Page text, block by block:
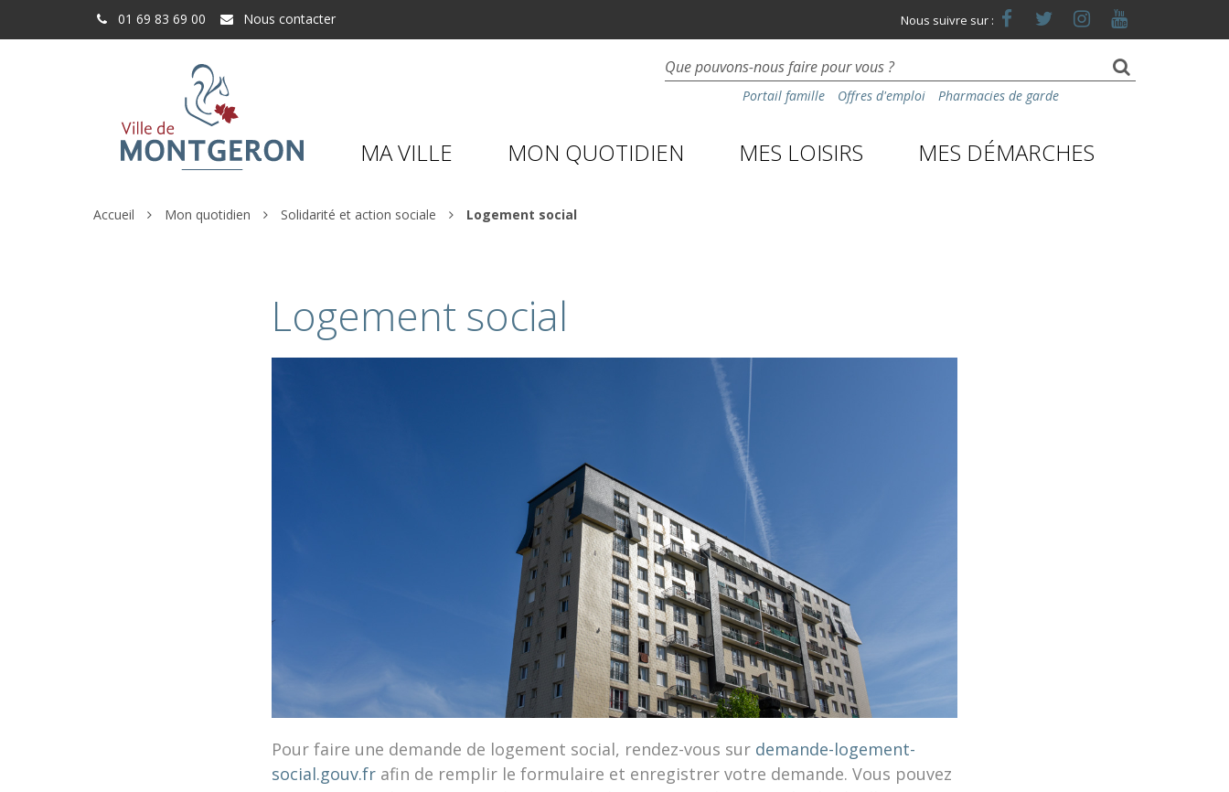
01 69 83 69 00 Nous contacter Nous suivre sur :
Lien
vers
Facebook
Lien
vers
Twitter
Lien
vers
compte
vers
Portail famille Offres d'emploi Pharmacies de garde
MA VILLE MON QUOTIDIEN MES LOISIRS MES DÉMARCHES
Accueil Mon quotidien Solidarité et action sociale Logement social
Logement social
Pour faire une demande de logement social, rendez-vous sur demande-logement-
social.gouv.fr afin de remplir le formulaire et enregistrer votre demande. Vous pouvez